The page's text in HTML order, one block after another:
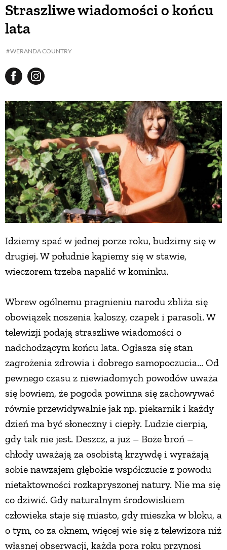
Straszliwe wiadomości o końcu
lata
WERANDA COUNTRY
Idziemy spać w jednej porze roku, budzimy się w
drugiej. W południe kąpiemy się w stawie,
wieczorem trzeba napalić w kominku.
Wbrew ogólnemu pragnieniu narodu zbliża się
obowiązek noszenia kaloszy, czapek i parasoli. W
telewizji podają straszliwe wiadomości o
nadchodzącym końcu lata. Ogłasza się stan
zagrożenia zdrowia i dobrego samopoczucia... Od
pewnego czasu z niewiadomych powodów uważa
się bowiem, że pogoda powinna się zachowywać
równie przewidywalnie jak np. piekarnik i każdy
dzień ma być słoneczny i ciepły. Ludzie cierpią,
gdy tak nie jest. Deszcz, a już – Boże broń –
chłody uważają za osobistą krzywdę i wyrażają
sobie nawzajem głębokie współczucie z powodu
nietaktowności rozkapryszonej natury. Nie ma się
co dziwić. Gdy naturalnym środowiskiem
człowieka staje się miasto, gdy mieszka w bloku, a
o tym, co za oknem, więcej wie się z telewizora niż
własnej obserwacji, każda pora roku przynosi